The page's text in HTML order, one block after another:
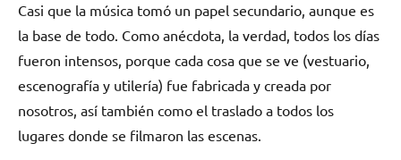
Casi que la música tomó un papel secundario, aunque es
la base de todo. Como anécdota, la verdad, todos los días
fueron intensos, porque cada cosa que se ve (vestuario,
escenografía y utilería) fue fabricada y creada por
nosotros, así también como el traslado a todos los
lugares donde se filmaron las escenas.